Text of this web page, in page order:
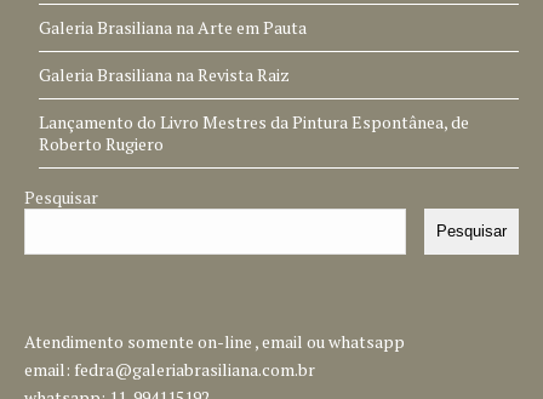
Galeria Brasiliana na Arte em Pauta
Galeria Brasiliana na Revista Raiz
Lançamento do Livro Mestres da Pintura Espontânea, de
Roberto Rugiero
Pesquisar
Pesquisar
Atendimento somente on-line , email ou whatsapp
email: fedra@galeriabrasiliana.com.br